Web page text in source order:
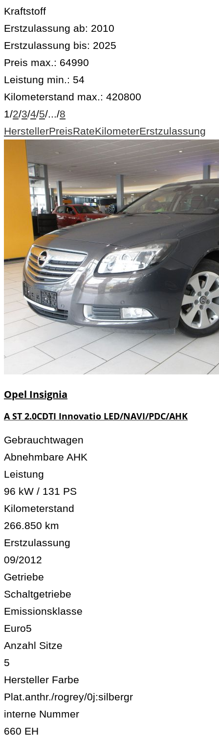
Kraftstoff
Erstzulassung ab: 2010
Erstzulassung bis: 2025
Preis max.: 64990
Leistung min.: 54
Kilometerstand max.: 420800
1/2/3/4/5/.../8
HerstellerPreisRateKilometerErstzulassung
Opel Insignia
A ST 2.0CDTI Innovatio LED/NAVI/PDC/AHK
Gebrauchtwagen
Abnehmbare AHK
Leistung
96 kW / 131 PS
Kilometerstand
266.850 km
Erstzulassung
09/2012
Getriebe
Schaltgetriebe
Emissionsklasse
Euro5
Anzahl Sitze
5
Hersteller Farbe
Plat.anthr./rogrey/0j:silbergr
interne Nummer
660 EH